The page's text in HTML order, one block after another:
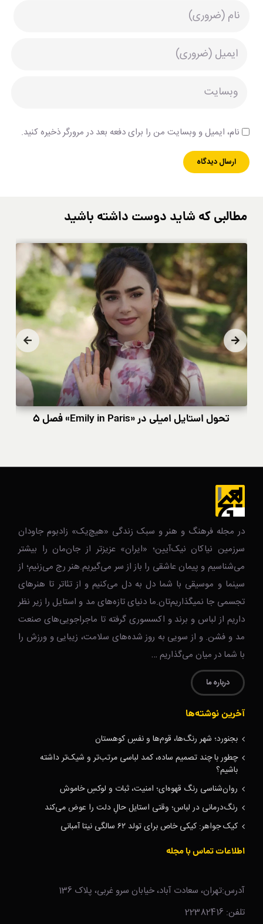
نام، ایمیل و وبسایت من را برای دفعه بعد در مرورگر ذخیره کنید.
مطالبی که شاید دوست داشته باشید
تحول استایل امیلی در «Emily in Paris» فصل ۵
در مجله فرهنگ و هنر و سبک زندگی‌ «هیچ‌یک» زادبوم جاودان
سرزمین نیاکان نیک‌‌‌آیین؛ «ایران» عزیزتر از جان‌مان را بیشتر
می‌شناسیم و پیمان عاشقی را باز از سر می‌گیریم.هنر رج می‌زنیم؛ از
سینما و موسیقی با شما دل به دل می‌کنیم و از تئاتر تا هنرهای
تجسمی جا نمیگذاریم‌تان.ما دنیای تازه‌های مد و استایل را زیر نظر
داریم از لباس و برند و اکسسوری گرفته تا ماجراجویی‌های صنعت
مد و فشن. و از سویی به روز شده‌های سلامت، زیبایی و ورزش را
با شما در میان می‌گذاریم …
درباره ما
آخرین نوشته‌ها
بجنورد؛ شهر رنگ‌ها، قوم‌ها و نفسِ کوهستان
چطور با چند تصمیم ساده، کمد لباسی مرتب‌تر و شیک‌تر داشته
باشیم؟
روان‌شناسی رنگ قهوه‌ای؛ امنیت، ثبات و لوکسِ خاموش
رنگ‌درمانی در لباس؛ وقتی استایل حالِ دلت را عوض می‌کند
کیک جواهر: کیکی خاص برای تولد ۶۲ سالگی نیتا آمبانی
اطلاعات تماس با مجله
آدرس:تهران، سعادت آباد، خیابان سرو غربی، پلاک 136
تلفن: 22382416